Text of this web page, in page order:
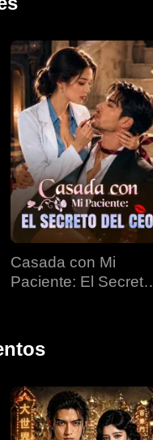
Casada con Mi
Paciente: El Secreto